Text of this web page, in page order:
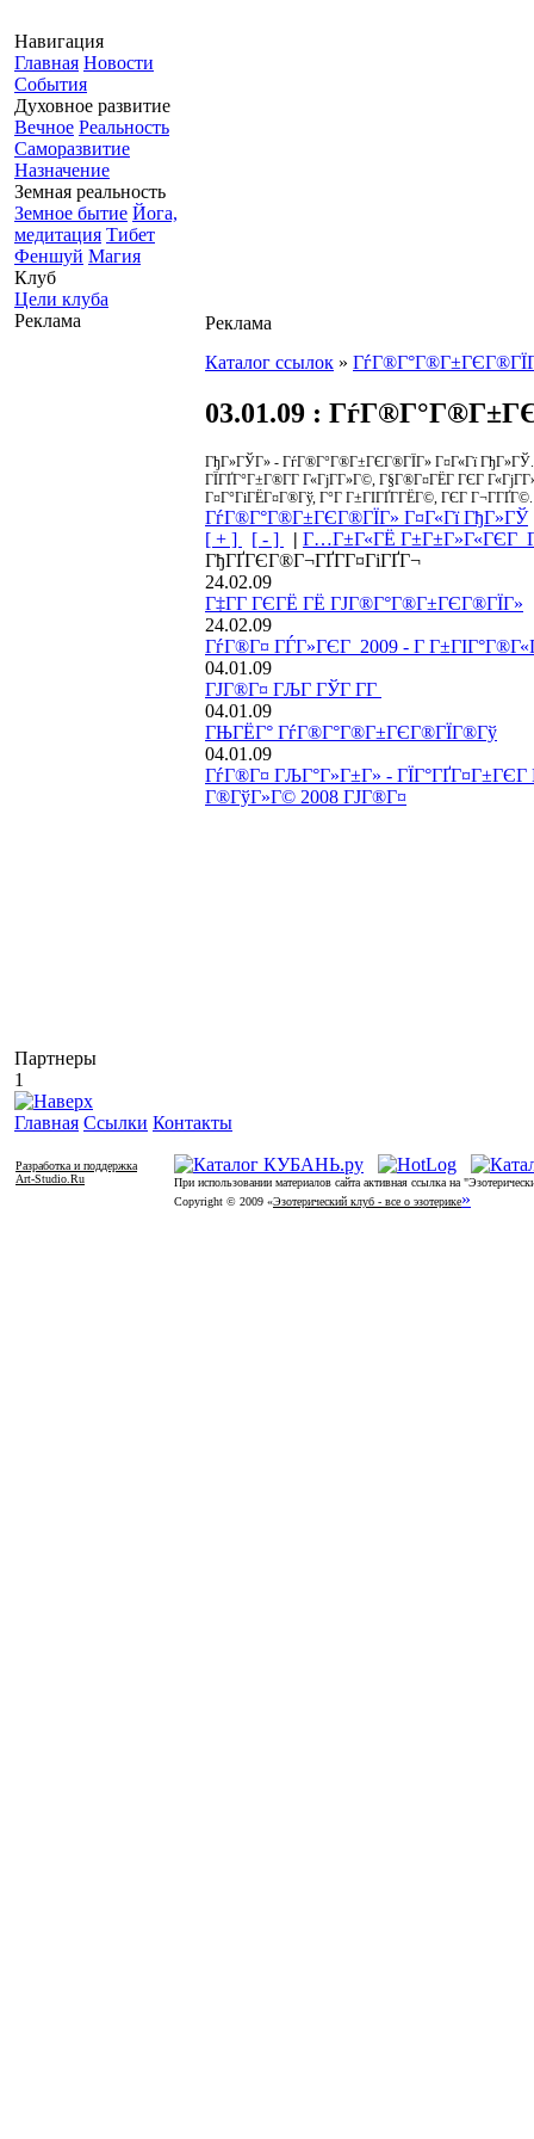
Навигация
Главная Новости
События
Духовное развитие
Вечное Реальность
Саморазвитие
Назначение
Земная реальность
Земное бытие Йога,
медитация Тибет
Феншуй Магия
Клуб
Цели клуба
Реклама
Партнеры
1
Реклама
Каталог ссылок »
03.01.09 :
ГђГ»ГЎГ» - ГѓГ®Г°Г®Г±ГЄГ®ГЇГ» Г¤Г«Гї
ГЇГҐГ°Г±Г®Г­Г Г«ГјГ­Г»Г©, Г§Г®Г¤ГЁГ ГЄГ
Г¤Г°ГіГЁГ¤Г®Гў, Г°Г Г±ГІГҐГ­ГЁГ©, ГЄГ Г¬Г­ГҐГ©.
ГѓГ®Г°Г®Г±ГЄГ®ГЇГ» Г¤Г«Гї ГђГ»ГЎ
[ + ]
[ - ] | Г…Г±Г«ГЁ Г±Г±Г»Г«ГЄГ
ГђГҐГЄГ®Г¬ГҐГ­Г¤ГіГҐГ¬
24.02.09
Г‡Г­Г ГЄГЁ ГЁ ГЈГ®Г°Г®Г±ГЄГ®ГЇГ»
24.02.09
ГѓГ®Г¤ ГЃГ»ГЄГ 2009 - Г
04.01.09
ГЈГ®Г¤ ГЉГ ГЎГ Г­Г
04.01.09
ГЊГЁГ° ГѓГ®Г°Г®Г±ГЄГ®ГЇГ®Гў
04.01.09
ГѓГ®Г¤ ГЉГ°Г»Г±Г» -
Г®ГўГ»Г© 2008 ГЈГ®Г¤
Главная Ссылки Контакты
Разработка и поддержка
Art-Studio.Ru
При использовании материалов сайта активная ссылка на
Copyright © 2009 «Эзотерический клуб - все о эзотерике»